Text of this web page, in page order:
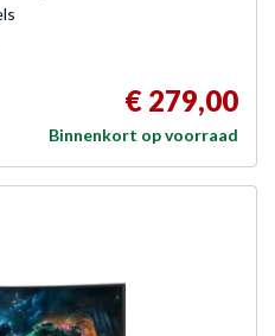
€ 279,00
Binnenkort op voorraad